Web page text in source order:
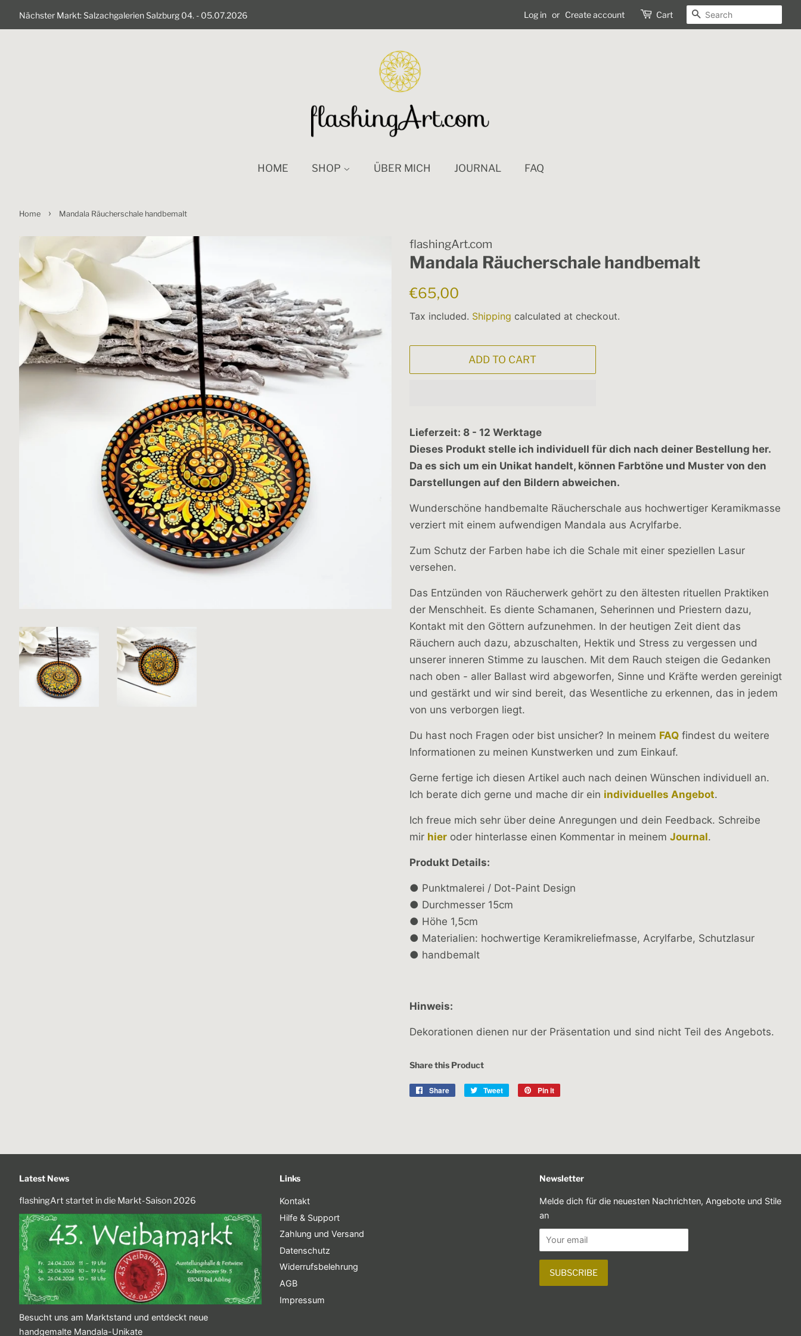
Nächster Markt: Salzachgalerien Salzburg 04. - 05.07.2026 Log in or Create account Cart SEARCH
HOME SHOP ÜBER MICH JOURNAL FAQ
Home › Mandala Räucherschale handbemalt
flashingArt.com
Mandala Räucherschale handbemalt
Regular
€65,00
Tax included. Shipping calculated at checkout.
ADD TO CART
Lieferzeit: 8 - 12 Werktage
Dieses Produkt stelle ich individuell für dich nach deiner Bestellung her.
Da es sich um ein Unikat handelt, können Farbtöne und Muster von den
Darstellungen auf den Bildern abweichen.
Wunderschöne handbemalte Räucherschale aus hochwertiger Keramikmasse
verziert mit einem aufwendigen Mandala aus Acrylfarbe.
Zum Schutz der Farben habe ich die Schale mit einer speziellen Lasur
versehen.
Das Entzünden von Räucherwerk gehört zu den ältesten rituellen Praktiken
der Menschheit. Es diente Schamanen, Seherinnen und Priestern dazu,
Kontakt mit den Göttern aufzunehmen. In der heutigen Zeit dient das
Räuchern auch dazu, abzuschalten, Hektik und Stress zu vergessen und
unserer inneren Stimme zu lauschen. Mit dem Rauch steigen die Gedanken
nach oben - aller Ballast wird abgeworfen, Sinne und Kräfte werden gereinigt
und gestärkt und wir sind bereit, das Wesentliche zu erkennen, das in jedem
von uns verborgen liegt.
Du hast noch Fragen oder bist unsicher? In meinem FAQ findest du weitere
Informationen zu meinen Kunstwerken und zum Einkauf.
Gerne fertige ich diesen Artikel auch nach deinen Wünschen individuell an.
Ich berate dich gerne und mache dir ein individuelles Angebot.
Ich freue mich sehr über deine Anregungen und dein Feedback. Schreibe
mir hier oder hinterlasse einen Kommentar in meinem Journal.
Produkt Details:
● Punktmalerei / Dot-Paint Design
● Durchmesser 15cm
● Höhe 1,5cm
● Materialien: hochwertige Keramikreliefmasse, Acrylfarbe, Schutzlasur
● handbemalt
Hinweis:
Dekorationen dienen nur der Präsentation und sind nicht Teil des Angebots.
Share this Product
Share
Share
Tweet
Tweet
Pin it
Latest News
flashingArt startet in die Markt-Saison 2026
Besucht uns am Marktstand und entdeckt neue
handgemalte Mandala-Unikate
Links
Kontakt
Hilfe & Support
Zahlung und Versand
Datenschutz
Widerrufsbelehrung
AGB
Impressum
Newsletter
Melde dich für die neuesten Nachrichten, Angebote und Stile
an